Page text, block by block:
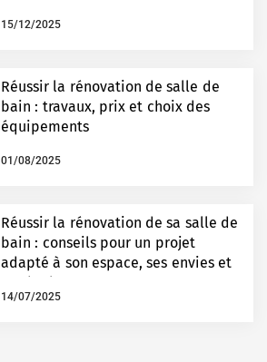
15/12/2025
Réussir la rénovation de salle de
bain : travaux, prix et choix des
équipements
01/08/2025
Réussir la rénovation de sa salle de
bain : conseils pour un projet
adapté à son espace, ses envies et
son budget
14/07/2025